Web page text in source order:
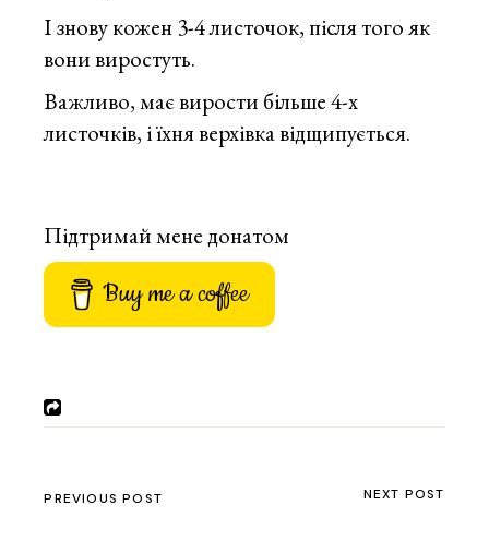
І знову кожен 3-4 листочок, після того як
вони виростуть.
Важливо, має вирости більше 4-х
листочків, і їхня верхівка відщипується.
Підтримай мене донатом
Buy me a coffee
PREVIOUS POST NEXT POST